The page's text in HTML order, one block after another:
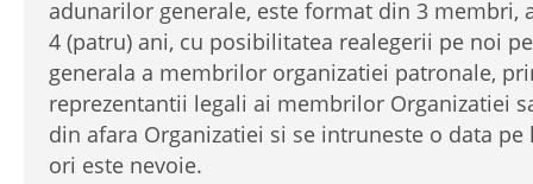
adunarilor generale, este format din 3 membri,
4 (patru) ani, cu posibilitatea realegerii pe noi
generala a membrilor organizatiei patronale,
reprezentantii legali ai membrilor Organizatiei
din afara Organizatiei si se intruneste o data
ori este nevoie.